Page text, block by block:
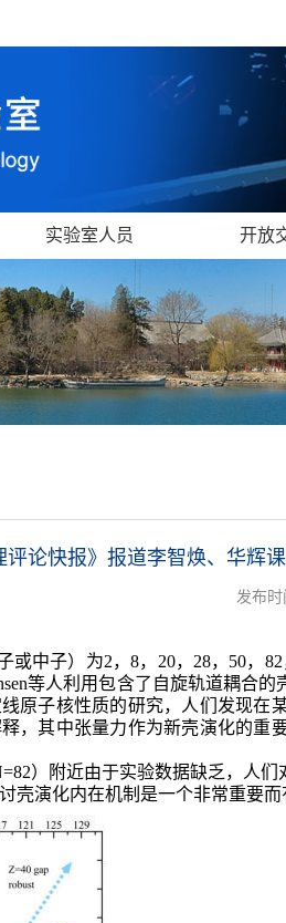
实验室人员 开放
评论快报》报道李智焕、华辉
发布
或中子）为2，8，20，28，50，
等人利用包含了自旋轨道耦合
原子核性质的研究，人们发现在
，其中张量力作为新壳演化的重
）附近由于实验数据缺乏，人
壳演化内在机制是一个非常重要